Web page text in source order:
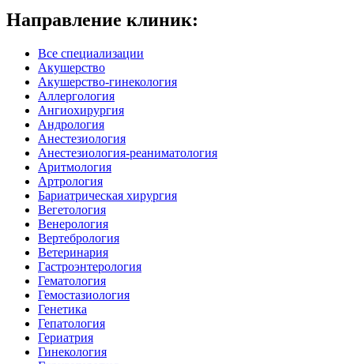
Направление клиник:
Все специализации
Акушерство
Акушерство-гинекология
Аллергология
Ангиохирургия
Андрология
Анестезиология
Анестезиология-реаниматология
Аритмология
Артрология
Бариатрическая хирургия
Вегетология
Венерология
Вертебрология
Ветеринария
Гастроэнтерология
Гематология
Гемостазиология
Генетика
Гепатология
Гериатрия
Гинекология